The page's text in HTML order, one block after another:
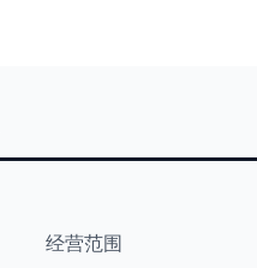
经营范围